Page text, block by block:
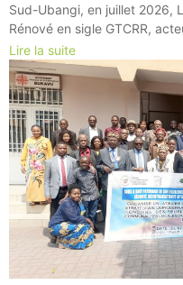
Sud-Ubangi, en juillet 2026,
Rénové en sigle GTCRR,
Lire la suite